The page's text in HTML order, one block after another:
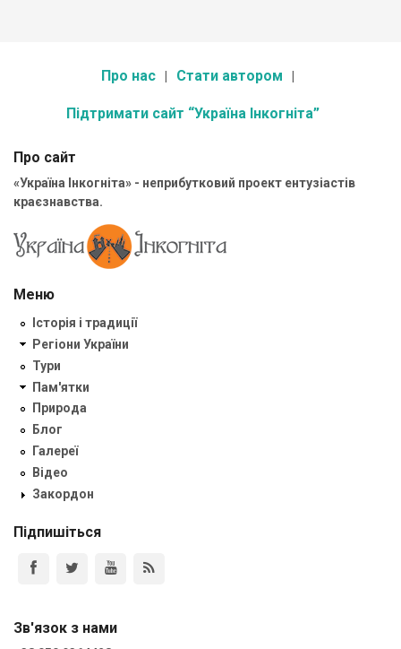
Про нас Стати автором
Підтримати сайт “Україна Інкогніта”
Про сайт
«Україна Інкогніта» - неприбутковий проект ентузіастів
краєзнавства.
Меню
Історія і традиції
Регіони України
Тури
Пам'ятки
Природа
Блог
Галереї
Відео
Закордон
Підпишіться
Зв'язок з нами